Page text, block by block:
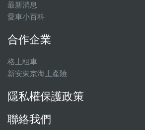
最新消息
愛車小百科
合作企業
格上租車
新安東京海上產險
隱私權保護政策
聯絡我們